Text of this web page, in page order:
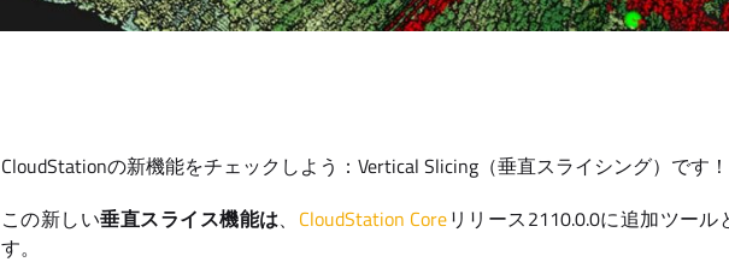
CloudStationの新機能をチェックしよう：Vertical Slicing（垂直スライシング）です！
この新しい垂直スライス機能は、 CloudStation Coreリリース2110.0.0に追加ツー
す。